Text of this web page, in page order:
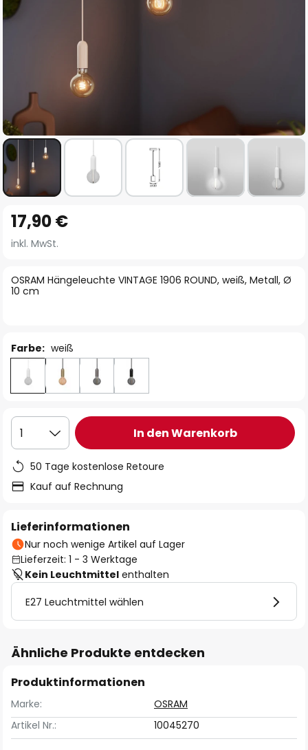
Anfang
der
springen
OSRAM Hängeleuchte VINTAGE 1906 ROUND, weiß, Metall, Ø
10 cm
17,90 €
inkl. MwSt.
Farbe: weiß
1 In den Warenkorb
50 Tage kostenlose Retoure
Kauf auf Rechnung
Lieferinformationen
Nur noch wenige Artikel auf Lager
Lieferzeit: 1 - 3 Werktage
Kein Leuchtmittel enthalten
E27 Leuchtmittel wählen
Ähnliche Produkte entdecken
Produktinformationen
Marke:
OSRAM
Artikel Nr.:
10045270